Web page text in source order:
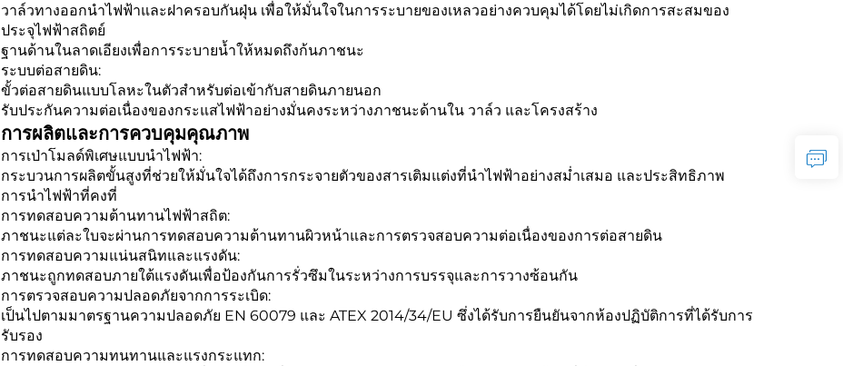
วาล์วทางออกนำไฟฟ้าและฝาครอบกันฝุ่น เพื่อให้มั่นใจในการระบายของเหลวอย่างควบคุมได้โดยไม่เกิดการสะสมของ
ประจุไฟฟ้าสถิตย์
ฐานด้านในลาดเอียงเพื่อการระบายน้ำให้หมดถึงก้นภาชนะ
ระบบต่อสายดิน:
ขั้วต่อสายดินแบบโลหะในตัวสำหรับต่อเข้ากับสายดินภายนอก
รับประกันความต่อเนื่องของกระแสไฟฟ้าอย่างมั่นคงระหว่างภาชนะด้านใน วาล์ว และโครงสร้าง
การผลิตและการควบคุมคุณภาพ
การเป่าโมลด์พิเศษแบบนำไฟฟ้า:
กระบวนการผลิตขั้นสูงที่ช่วยให้มั่นใจได้ถึงการกระจายตัวของสารเติมแต่งที่นำไฟฟ้าอย่างสม่ำเสมอ และประสิทธิภาพ
การนำไฟฟ้าที่คงที่
การทดสอบความต้านทานไฟฟ้าสถิต:
ภาชนะแต่ละใบจะผ่านการทดสอบความต้านทานผิวหน้าและการตรวจสอบความต่อเนื่องของการต่อสายดิน
การทดสอบความแน่นสนิทและแรงดัน:
ภาชนะถูกทดสอบภายใต้แรงดันเพื่อป้องกันการรั่วซึมในระหว่างการบรรจุและการวางซ้อนกัน
การตรวจสอบความปลอดภัยจากการระเบิด:
เป็นไปตามมาตรฐานความปลอดภัย EN 60079 และ ATEX 2014/34/EU ซึ่งได้รับการยืนยันจากห้องปฏิบัติการที่ได้รับการ
รับรอง
การทดสอบความทนทานและแรงกระแทก: